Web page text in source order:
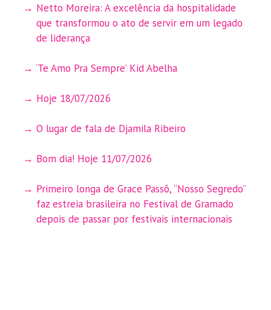
Netto Moreira: A excelência da hospitalidade
que transformou o ato de servir em um legado
de liderança
‘Te Amo Pra Sempre’ Kid Abelha
Hoje 18/07/2026
O lugar de fala de Djamila Ribeiro
Bom dia! Hoje 11/07/2026
Primeiro longa de Grace Passô, “Nosso Segredo”
faz estreia brasileira no Festival de Gramado
depois de passar por festivais internacionais